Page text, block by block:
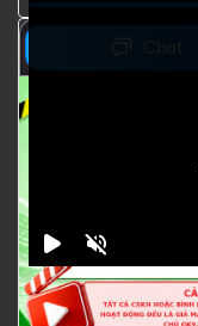
Chat